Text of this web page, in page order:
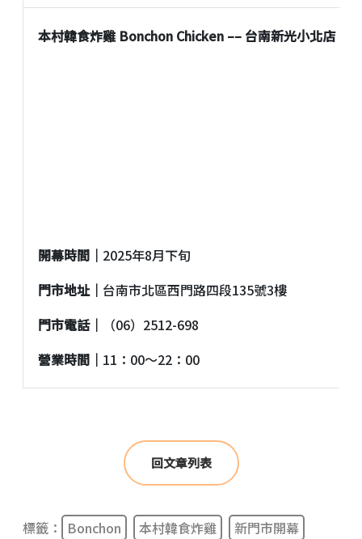
本村韓食炸雞 Bonchon Chicken –– 台南新光小北店
開幕時間｜ 2025年8月下旬
門市地址｜ 台南市北區西門路四段135號3樓
門市電話｜
（06）2512-698
營業時間｜ 11：00〜22：00
回文章列表
標籤： Bonchon 本村韓食炸雞
新門市開幕